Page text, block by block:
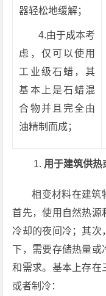
器轻松地缓解；
4.由于成本考
虑，仅可以使用
工业级石蜡，其
基本上是石蜡混
合物并且完全由
油精制而成；
用于建筑供热
相变材料在建筑
首先，使用自然热源
冷却的夜间冷；其次
下，需要存储热量或
和需求。基本上存在
或者制冷：